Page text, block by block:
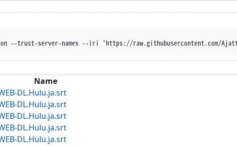
names --iri 'https://raw.githubusercontent.com/Ajatt-Tools/kitsunekko-mirror/
Name
DL.Hulu.ja.srt
DL.Hulu.ja.srt
DL.Hulu.ja.srt
DL.Hulu.ja.srt
DL.Hulu.ja.srt